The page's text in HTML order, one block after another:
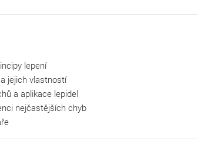
lepení
jejich vlastností
a aplikace lepidel
nejčastějších chyb